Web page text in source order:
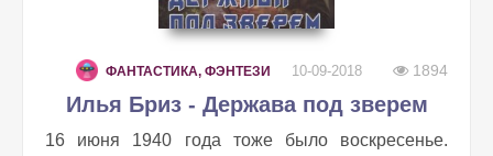
ФАНТАСТИКА, ФЭНТЕЗИ 10-09-2018 1894
Илья Бриз - Держава под зверем
16 июня 1940 года тоже было воскресенье.